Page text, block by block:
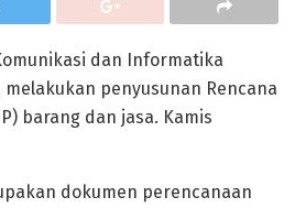
dan Informatika
penyusunan Rencana
barang dan jasa. Kamis
dokumen perencanaan